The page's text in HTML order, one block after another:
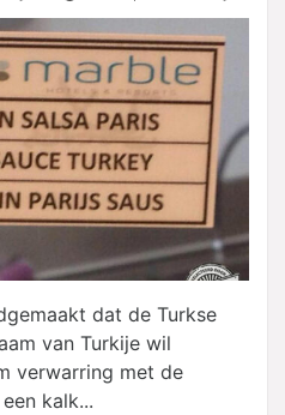
dat de Turkse
van Turkije wil
verwarring met de
kalk...